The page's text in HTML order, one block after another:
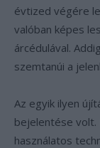
évtized végére
valóban képes
árcédulával.
szemtanúi a
Az egyik ilyen
bejelentése volt.
használatos